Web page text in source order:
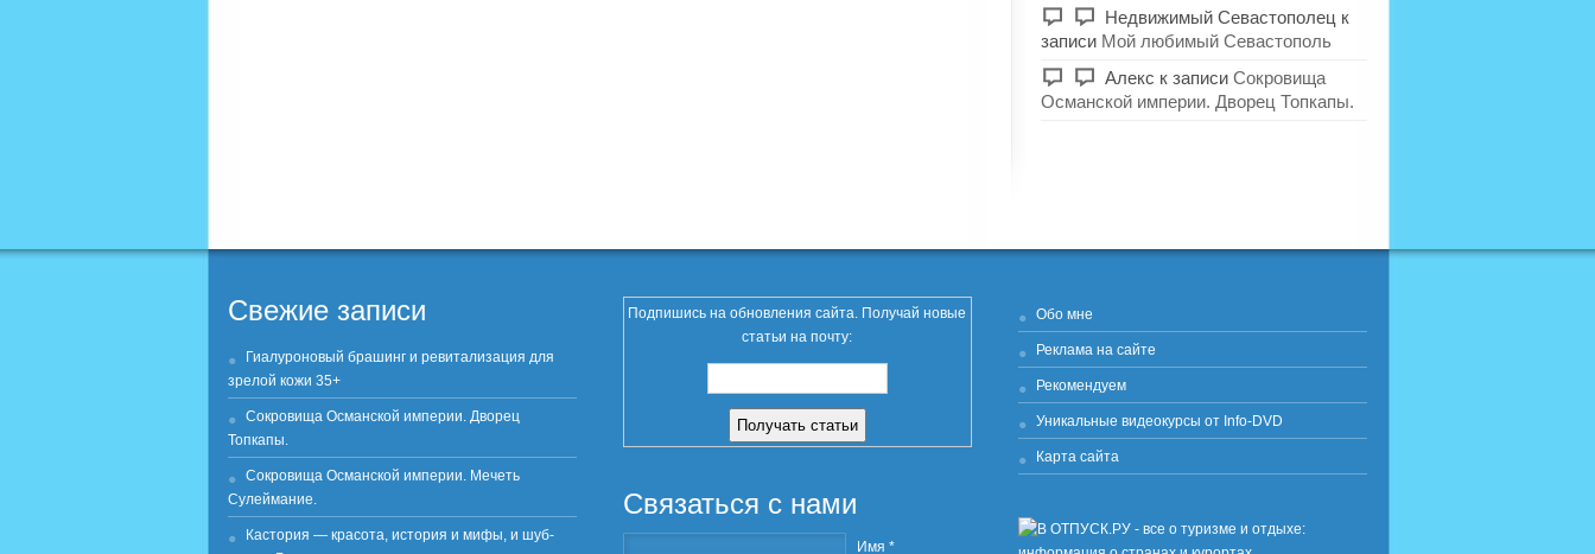
Недвижимый Севастополец к
записи Мой любимый Севастополь
Алекс к записи Сокровища
Османской империи. Дворец Топкапы.
Свежие записи
Гиалуроновый брашинг и ревитализация для
зрелой кожи 35+
Сокровища Османской империи. Дворец
Топкапы.
Сокровища Османской империи. Мечеть
Сулеймание.
Обо мне
Реклама на сайте
Рекомендуем
Уникальные видеокурсы от Info-DVD